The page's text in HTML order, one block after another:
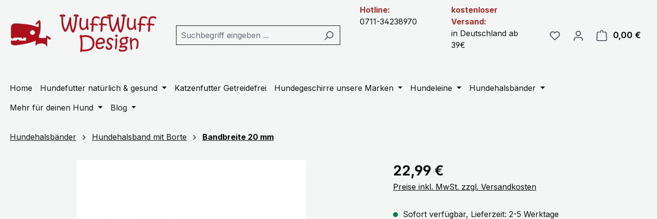
Hotline:
0711-34238970
kostenloser
Versand:
in Deutschland ab
39€
0,00 €
Home Hundefutter natürlich & gesund Katzenfutter Getreidefrei Hundegeschirre unsere Marken Hundeleine
Hundehalsbänder
Mehr für deinen Hund
Blog
Hundehalsbänder Hundehalsband mit Borte Bandbreite 20 mm
Regulärer Preis:
22,99 €
Preise inkl. MwSt. zzgl. Versandkosten
Sofort verfügbar, Lieferzeit: 2-5 Werktage